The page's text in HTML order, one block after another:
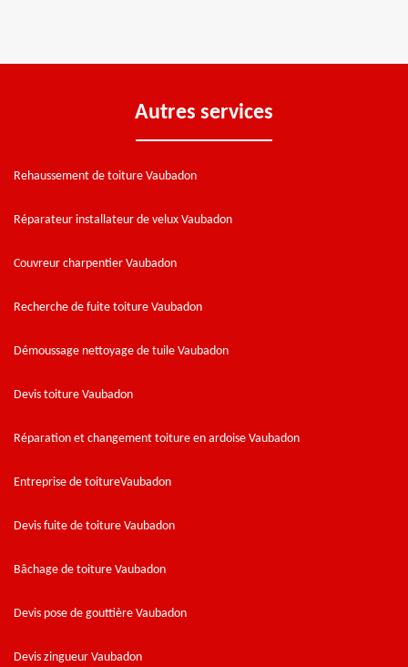
Autres services
Rehaussement de toiture Vaubadon
Réparateur installateur de velux Vaubadon
Couvreur charpentier Vaubadon
Recherche de fuite toiture Vaubadon
Démoussage nettoyage de tuile Vaubadon
Devis toiture Vaubadon
Réparation et changement toiture en ardoise Vaubadon
Entreprise de toitureVaubadon
Devis fuite de toiture Vaubadon
Bâchage de toiture Vaubadon
Devis pose de gouttière Vaubadon
Devis zingueur Vaubadon